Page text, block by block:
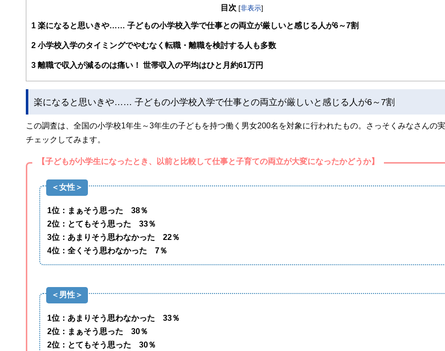
案から記事掲載まですべての工程に関わることで、読者目線のコンテンツを追求しています。
FinancialFieldの特徴は、ファイナンシャルプランナー、弁護士、税理士、宅地建物取引士、相続診断士、住宅ローンアドバイザー、DCプラン
ー、公認会計士、社会保険労務士、行政書士、投資アナリスト、キャリアコンサルタントなど150名以上の有資格者を執筆者・監修者として迎
私たちは、快適でより良い生活のアイデアを提供するお金のコンシェルジュを目指します。
目次 [非表示]
1 楽になると思いきや…… 子どもの小学校入学で仕事との両立が厳しいと感じる人が6～7割
2 小学校入学のタイミングでやむなく転職・離職を検討する人も多数
3 離職で収入が減るのは痛い！ 世帯収入の平均はひと月約61万円
楽になると思いきや…… 子どもの小学校入学で仕事との両立が厳しいと感じる人が6～7割
この調査は、全国の小学校1年生～3年生の子どもを持つ働く男女200名を対象に行われたもの。さっそくみなさんの
チェックしてみます。
【子どもが小学生になったとき、以前と比較して仕事と子育ての両立が大変になったかどうか】
＜女性＞
1位：まぁそう思った 38％
2位：とてもそう思った 33％
3位：あまりそう思わなかった 22％
4位：全くそう思わなかった 7％
＜男性＞
1位：あまりそう思わなかった 33％
2位：まぁそう思った 30％
2位：とてもそう思った 30％